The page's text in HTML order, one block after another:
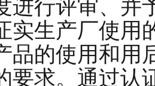
进行评审、并
实生产厂使用
品的使用和用
要求。通过认